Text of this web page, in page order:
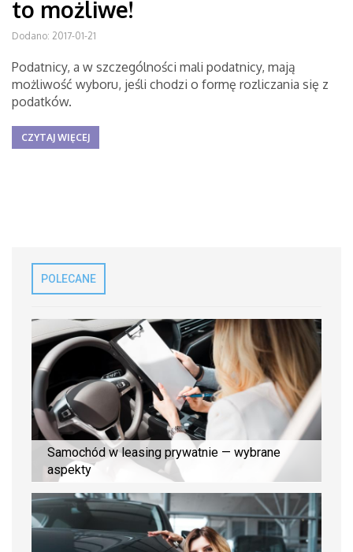
to możliwe!
Dodano: 2017-01-21
Podatnicy, a w szczególności mali podatnicy, mają
możliwość wyboru, jeśli chodzi o formę rozliczania się z
podatków.
CZYTAJ WIĘCEJ
POLECANE
Samochód w leasing prywatnie — wybrane
aspekty